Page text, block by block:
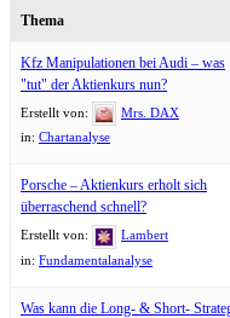
Thema
Kfz Manipulationen bei Audi – was
"tut" der Aktienkurs nun?
Erstellt von:
Mrs. DAX
in: Chartanalyse
Porsche – Aktienkurs erholt sich
überraschend schnell?
Erstellt von:
Lambert
in: Fundamentalanalyse
Was kann die Long- & Short-